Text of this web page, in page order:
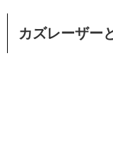
カズレーザー